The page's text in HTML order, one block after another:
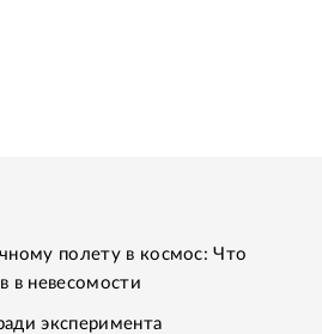
полету в космос: Что
в невесомости
эксперимента